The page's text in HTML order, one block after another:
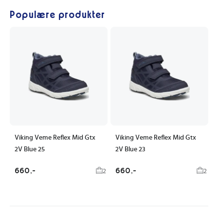
Populære produkter
Viking Veme Reflex Mid Gtx
2V Blue 25
660,- 2
Viking Veme Reflex Mid Gtx
2V Blue 23
660,- 2